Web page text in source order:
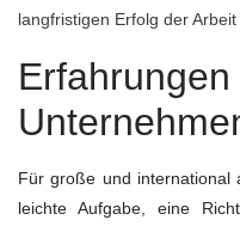
langfristigen Erfolg der
Für große und international
leichte Aufgabe, eine